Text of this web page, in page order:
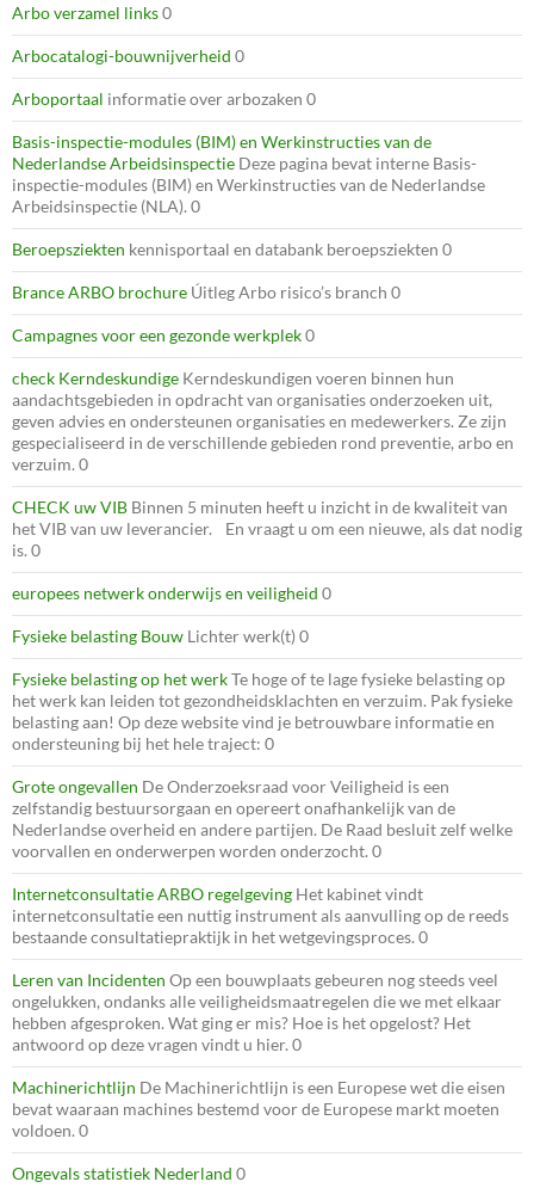
Arbo verzamel links0
Arbocatalogi-bouwnijverheid 0
Arboportaal informatie over arbozaken 0
Basis-inspectie-modules (BIM) en Werkinstructies van de
Nederlandse Arbeidsinspectie Deze pagina bevat interne Basis-
inspectie-modules (BIM) en Werkinstructies van de Nederlandse
Arbeidsinspectie (NLA). 0
Beroepsziekten kennisportaal en databank beroepsziekten 0
Brance ARBO brochure Úitleg Arbo risico’s branch 0
Campagnes voor een gezonde werkplek0
check Kerndeskundige Kerndeskundigen voeren binnen hun
aandachtsgebieden in opdracht van organisaties onderzoeken uit,
geven advies en ondersteunen organisaties en medewerkers. Ze zijn
gespecialiseerd in de verschillende gebieden rond preventie, arbo en
verzuim. 0
CHECK uw VIB Binnen 5 minuten heeft u inzicht in de kwaliteit van
het VIB van uw leverancier. En vraagt u om een nieuwe, als dat nodig
is. 0
europees netwerk onderwijs en veiligheid 0
Fysieke belasting Bouw Lichter werk(t) 0
Fysieke belasting op het werkTe hoge of te lage fysieke belasting op
het werk kan leiden tot gezondheidsklachten en verzuim. Pak fysieke
belasting aan! Op deze website vind je betrouwbare informatie en
ondersteuning bij het hele traject: 0
Grote ongevallen De Onderzoeksraad voor Veiligheid is een
zelfstandig bestuursorgaan en opereert onafhankelijk van de
Nederlandse overheid en andere partijen. De Raad besluit zelf welke
voorvallen en onderwerpen worden onderzocht. 0
Internetconsultatie ARBO regelgeving Het kabinet vindt
internetconsultatie een nuttig instrument als aanvulling op de reeds
bestaande consultatiepraktijk in het wetgevingsproces. 0
Leren van Incidenten Op een bouwplaats gebeuren nog steeds veel
ongelukken, ondanks alle veiligheidsmaatregelen die we met elkaar
hebben afgesproken. Wat ging er mis? Hoe is het opgelost? Het
antwoord op deze vragen vindt u hier. 0
Machinerichtlijn De Machinerichtlijn is een Europese wet die eisen
bevat waaraan machines bestemd voor de Europese markt moeten
voldoen. 0
Ongevals statistiek Nederland 0